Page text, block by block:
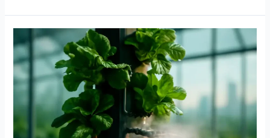
นวัตกรรม
พลิก
โฉม
เกษตร
ไทย
ไร้
สาร
เคมี
ยั่งยืน